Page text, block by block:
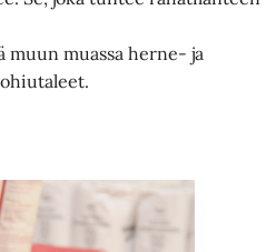
muassa herne- ja